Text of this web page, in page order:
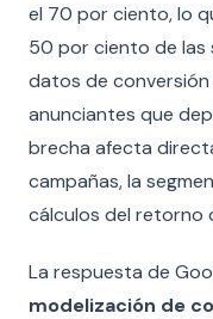
el 70 por ciento, lo
50 por ciento de las
datos de conversión
anunciantes que
brecha afecta
campañas, la
cálculos del retorno
La respuesta de
modelización de